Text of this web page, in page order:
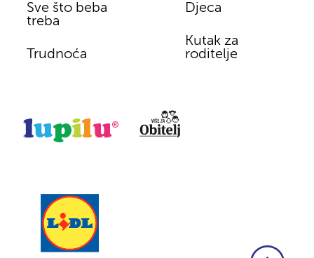
Sve što beba
treba
Trudnoća
Djeca
Kutak za
roditelje